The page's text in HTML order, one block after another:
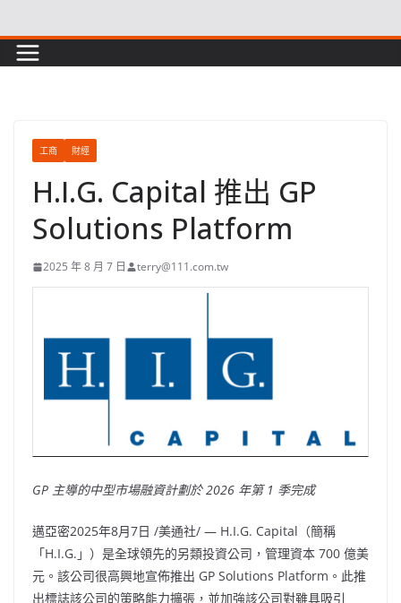
to
content
工商 財經
H.I.G. Capital 推出 GP
Solutions Platform
2025 年 8 月 7 日 terry@111.com.tw
GP 主導的中型市場融資計劃於 2026 年第 1 季完成
邁亞密2025年8月7日 /美通社/ — H.I.G. Capital（簡稱
「H.I.G.」）是全球領先的另類投資公司，管理資本 700 億美
元。該公司很高興地宣佈推出 GP Solutions Platform。此推
出標誌該公司的策略能力擴張，並加強該公司對雖具吸引